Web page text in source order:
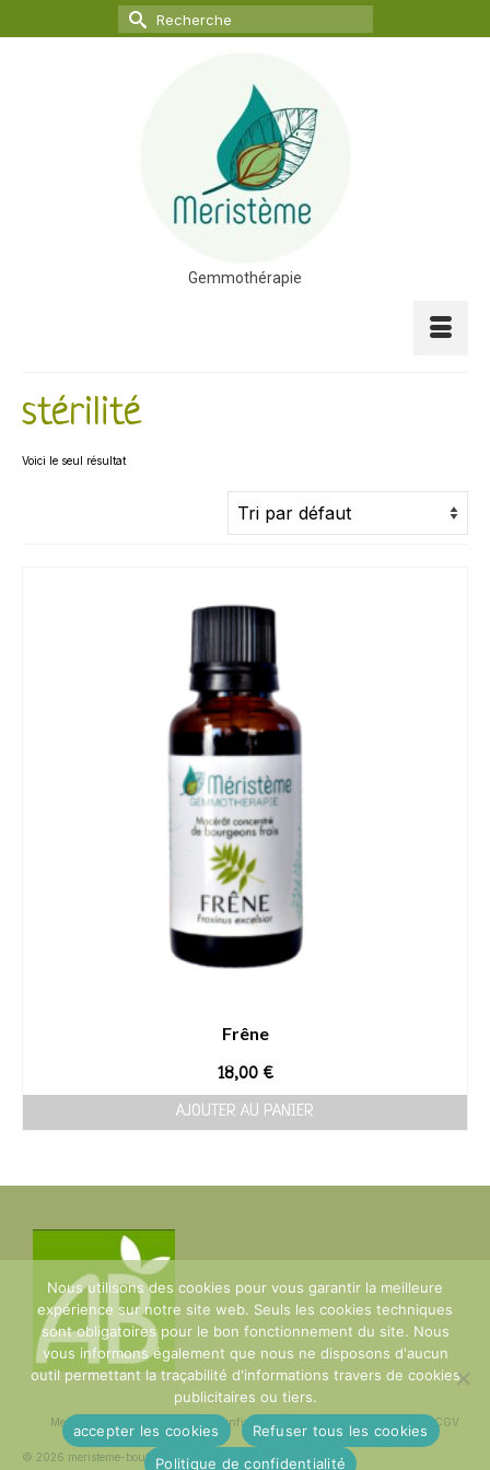
Rechercher :
Gemmothérapie
stérilité
Voici le seul résultat
Frêne
18,00 €
AJOUTER AU PANIER
Mentions Légales Politique de confidentialité CGV
© 2026 meristeme-boutique
Nous utilisons des cookies pour vous garantir la meilleure
expérience sur notre site web. Seuls les cookies techniques
sont obligatoires pour le bon fonctionnement du site. Nous
vous informons également que nous ne disposons d'aucun
outil permettant la traçabilité d'informations travers de cookies
publicitaires ou tiers.
accepter les cookies
Refuser tous les cookies
Politique de confidentialité